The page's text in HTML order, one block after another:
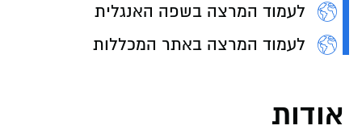
לעמוד המרצה בשפה האנגלית
לעמוד המרצה באתר המכללות
אודות